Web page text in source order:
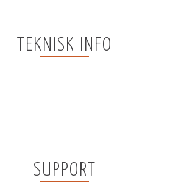
TEKNISK INFO
SUPPORT